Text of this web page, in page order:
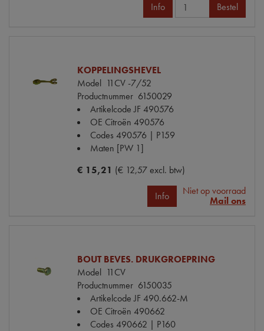
Info Bestel
KOPPELINGSHEVEL
Model 11CV -7/52
Productnummer 6150029
Artikelcode JF490576
OE Citroën 490576
Codes 490576 | P159
Maten [PW 1]
€ 15,21 (€ 12,57 excl. btw)
Info
Niet op voorraad
Mail ons
BOUT BEVES. DRUKGROEPRING
Model 11CV
Productnummer 6150035
Artikelcode JF490.662-M
OE Citroën 490662
Codes 490662 | P160